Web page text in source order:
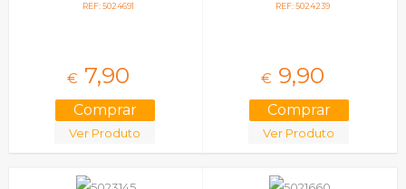
REF: 5024691
€ 7,90
Ver Produto
REF: 5024239
€ 9,90
Ver Produto